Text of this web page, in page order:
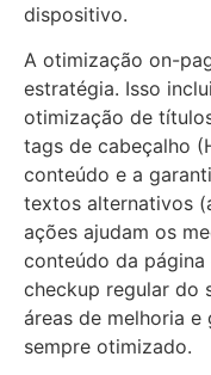
dispositivo.
A otimização on-
estratégia. Isso
otimização de
tags de cabeçalho
conteúdo e a
textos alternativos
ações ajudam os
conteúdo da
checkup regular do
áreas de melhoria
sempre otimizado.